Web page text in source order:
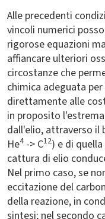
Alle precedenti
vincoli numerici
rigorose equazioni
affiancare ulteriori
circostanze che
chimica adeguata
direttamente alle
in proposito
dall'elio, attraverso il
He4-> C12) e di
cattura di elio
Nel primo caso, se
eccitazione del
della reazione, in
sintesi; nel secondo